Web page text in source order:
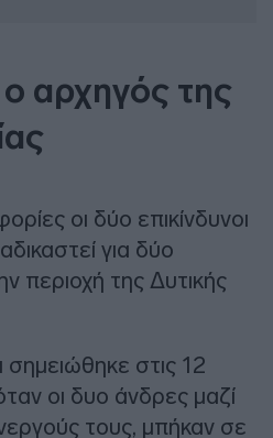
αρχηγός της
οι δύο επικίνδυνοι
για δύο
περιοχή της Δυτικής
στις 12
οι δυο άνδρες μαζί
τους, μπήκαν σε